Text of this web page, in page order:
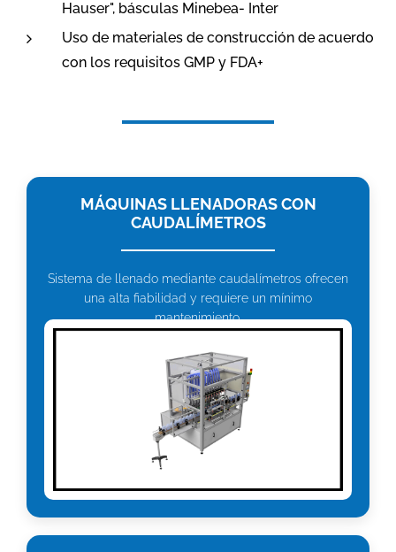
Hauser", básculas Minebea- Inter
Uso de materiales de construcción de acuerdo
con los requisitos GMP y FDA+
MÁQUINAS LLENADORAS CON
CAUDALÍMETROS
Sistema de llenado mediante caudalímetros ofrecen
una alta fiabilidad y requiere un mínimo
mantenimiento.